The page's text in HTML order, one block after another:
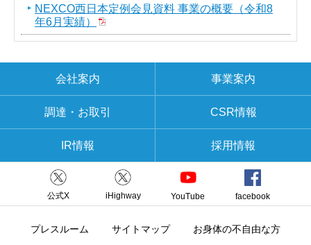
NEXCO西日本定例会見資料 事業の概要（令和8
年6月実績）
会社案内 事業案内
調達・お取引 CSR情報
IR情報 採用情報
公式X iHighway YouTube facebook
プレスルーム サイトマップ
お身体の不自由な方